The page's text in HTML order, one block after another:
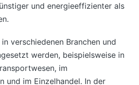
und energieeffizienter als
verschiedenen Branchen und
werden, beispielsweise in
im
und im Einzelhandel. In der